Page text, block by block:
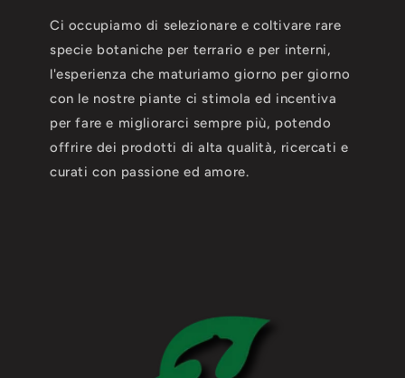
Ci occupiamo di selezionare e coltivare rare
specie botaniche per terrario e per interni,
l'esperienza che maturiamo giorno per giorno
con le nostre piante ci stimola ed incentiva
per fare e migliorarci sempre più, potendo
offrire dei prodotti di alta qualità, ricercati e
curati con passione ed amore.